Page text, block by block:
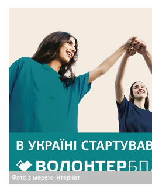
Фото з мережі Інтернет